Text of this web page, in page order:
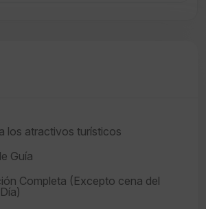
los atractivos turísticos
Guía
Completa (Excepto cena del